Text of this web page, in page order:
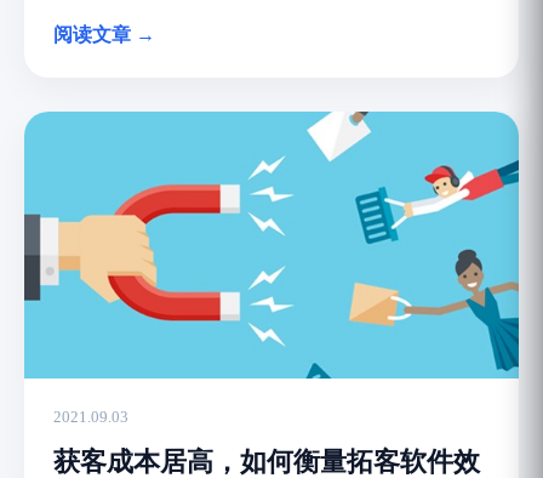
阅读文章 →
2021.09.03
获客成本居高，如何衡量拓客软件效